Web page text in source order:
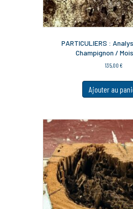
PARTICULIERS :
Champignon /
135,00 €
Ajouter au